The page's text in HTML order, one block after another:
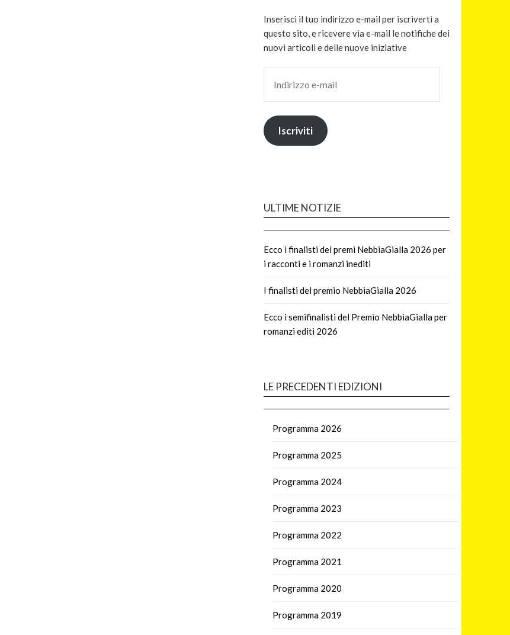
Inserisci il tuo indirizzo e-mail per iscriverti a
questo sito, e ricevere via e-mail le notifiche dei
nuovi articoli e delle nuove iniziative
Iscriviti
ULTIME NOTIZIE
Ecco i finalisti dei premi NebbiaGialla 2026 per
i racconti e i romanzi inediti
I finalisti del premio NebbiaGialla 2026
Ecco i semifinalisti del Premio NebbiaGialla per
romanzi editi 2026
LE PRECEDENTI EDIZIONI
Programma 2026
Programma 2025
Programma 2024
Programma 2023
Programma 2022
Programma 2021
Programma 2020
Programma 2019